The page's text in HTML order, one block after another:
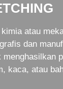
atau
dan
kaca, atau